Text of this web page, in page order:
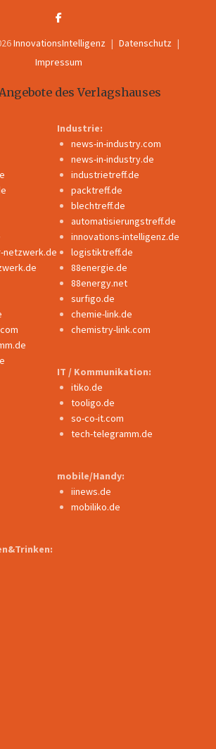
InnovationsIntelligenz
Datenschutz
Impressum
des Verlagshauses
netzwerk.de
Industrie:
news-in-industry.com
news-in-industry.de
industrietreff.de
packtreff.de
blechtreff.de
automatisierungstreff.de
innovations-intelligenz.de
logistiktreff.de
88energie.de
88energy.net
surfigo.de
chemie-link.de
chemistry-link.com
IT / Kommunikation:
itiko.de
tooligo.de
so-co-it.com
tech-telegramm.de
mobile/Handy:
iinews.de
mobiliko.de